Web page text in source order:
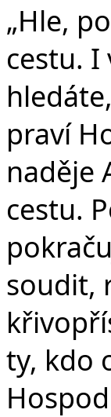
„Hle,
cestu.
praví
naděje
cestu.
soudit,
ty, kdo